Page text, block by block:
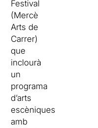
Festival
(Mercè
Arts de
Carrer)
que
inclourà
un
programa
d’arts
escèniques
amb